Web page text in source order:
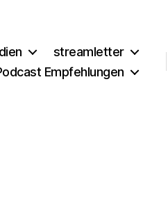
streamletter
Empfehlungen